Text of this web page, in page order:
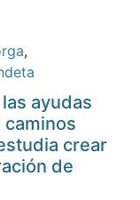
,
ayudas
crear
de